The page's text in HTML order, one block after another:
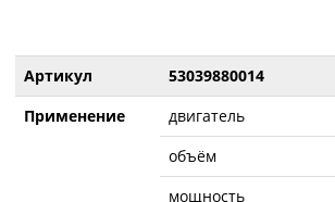
Артикул
53039880014
Применение
двигатель
объём
мощность